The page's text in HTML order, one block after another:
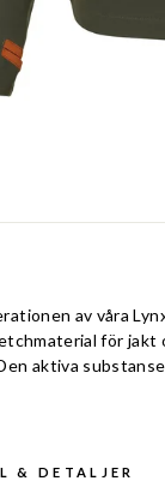
av våra
för jakt
aktiva
& DETALJER